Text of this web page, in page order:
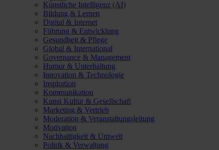
Künstliche Intelligenz (AI)
Bildung & Lernen
Digital & Internet
Führung & Entwicklung
Gesundheit & Pflege
Global & International
Governance & Management
Humor & Unterhaltung
Innovation & Technologie
Inspiration
Kommunikation
Kunst Kultur & Gesellschaft
Marketing & Vertrieb
Moderation & Veranstaltungsleitung
Motivation
Nachhaltigkeit & Umwelt
Politik & Verwaltung